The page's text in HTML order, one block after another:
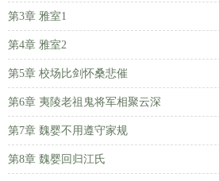
第3章 雅室1
第4章 雅室2
第5章 校场比剑怀桑悲催
第6章 夷陵老祖鬼将军相聚云深
第7章 魏婴不用遵守家规
第8章 魏婴回归江氏